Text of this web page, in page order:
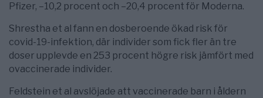
Pfizer, –10,2 procent och –20,4 procent för Moderna.
Shrestha et al fann en dosberoende ökad risk för
covid-19-infektion, där individer som fick fler än tre
doser upplevde en 253 procent högre risk jämfört med
ovaccinerade individer.
Feldstein et al avslöjade att vaccinerade barn i åldern